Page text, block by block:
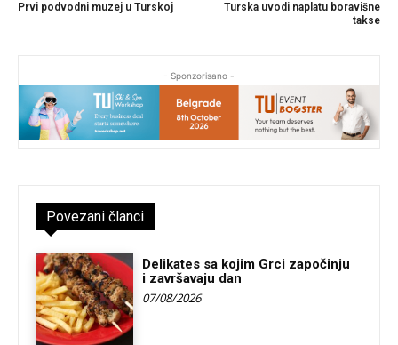
Prvi podvodni muzej u Turskoj
Turska uvodi naplatu boravišne
takse
- Sponzorisano -
Povezani članci
Delikates sa kojim Grci započinju
i završavaju dan
07/08/2026